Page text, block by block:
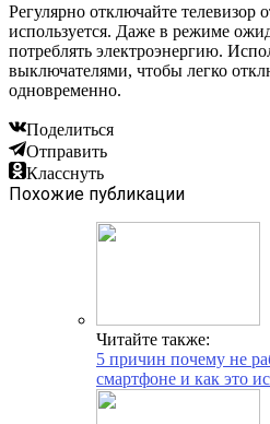
Регулярно отключайте телевизор
используется. Даже в режиме
потреблять электроэнергию.
выключателями, чтобы легко
одновременно.
Поделиться
Отправить
Класснуть
Похожие публикации
Читайте также:
5 причин почему не
смартфоне и как это